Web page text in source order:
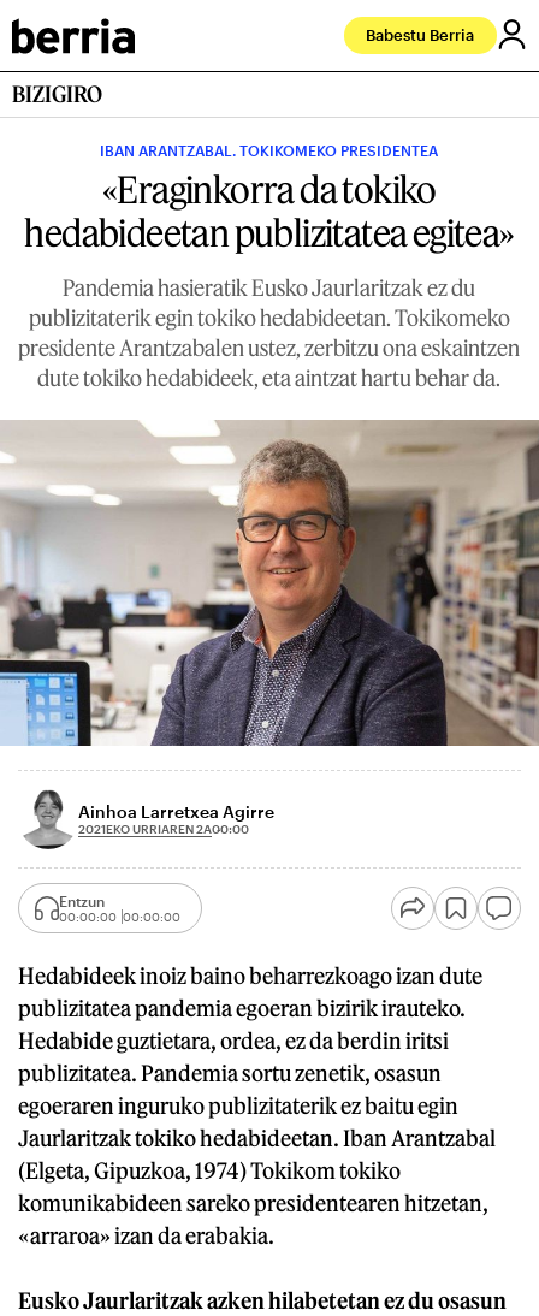
Babestu Berria
BIZIGIRO
IBAN ARANTZABAL. TOKIKOMEKO PRESIDENTEA
«Eraginkorra da tokiko
hedabideetan publizitatea egitea»
Pandemia hasieratik Eusko Jaurlaritzak ez du
publizitaterik egin tokiko hedabideetan. Tokikomeko
presidente Arantzabalen ustez, zerbitzu ona eskaintzen
dute tokiko hedabideek, eta aintzat hartu behar da.
Ainhoa Larretxea Agirre
2021EKO URRIAREN 2A00:00
Entzun
00:00:00 00:00:00
Hedabideek inoiz baino beharrezkoago izan dute
publizitatea pandemia egoeran bizirik irauteko.
Hedabide guztietara, ordea, ez da berdin iritsi
publizitatea. Pandemia sortu zenetik, osasun
egoeraren inguruko publizitaterik ez baitu egin
Jaurlaritzak tokiko hedabideetan. Iban Arantzabal
(Elgeta, Gipuzkoa, 1974) Tokikom tokiko
komunikabideen sareko presidentearen hitzetan,
«arraroa» izan da erabakia.
Eusko Jaurlaritzak azken hilabetetan ez du osasun